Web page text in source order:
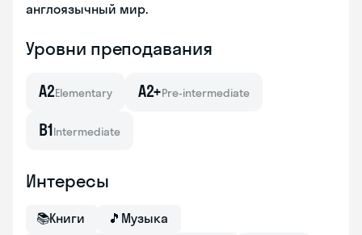
англоязычный мир.
Уровни преподавания
A2Elementary A2+Pre-intermediate
B1Intermediate
Интересы
📚Книги 🎵 Музыка